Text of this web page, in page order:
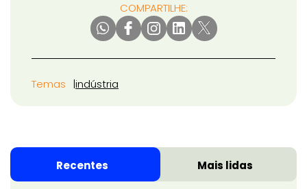
COMPARTILHE:
Temas indústria
Recentes Mais lidas